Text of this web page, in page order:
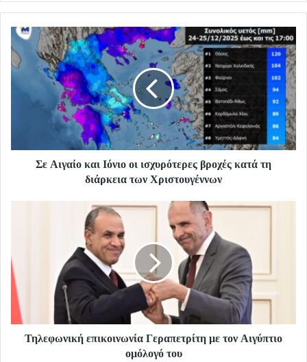
Σε Αιγαίο και Ιόνιο οι ισχυρότερες βροχές κατά τη
διάρκεια των Χριστουγέννων
Τηλεφωνική επικοινωνία Γεραπετρίτη με τον Αιγύπτιο
ομόλογό του